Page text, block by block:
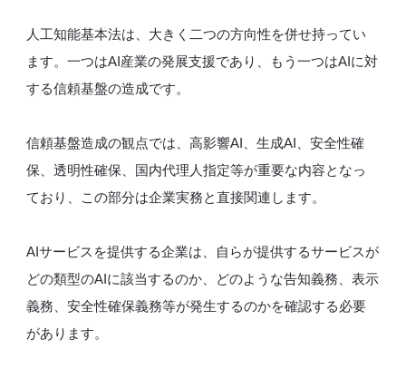
人工知能基本法は、大きく二つの方向性を併せ持ってい
ます。一つはAI産業の発展支援であり、もう一つはAIに対
する信頼基盤の造成です。
信頼基盤造成の観点では、高影響AI、生成AI、安全性確
保、透明性確保、国内代理人指定等が重要な内容となっ
ており、この部分は企業実務と直接関連します。
AIサービスを提供する企業は、自らが提供するサービスが
どの類型のAIに該当するのか、どのような告知義務、表示
義務、安全性確保義務等が発生するのかを確認する必要
があります。